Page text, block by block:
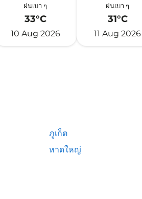
ฝนเบา ๆ
33°C
10 Aug 2026
ฝนเบา ๆ
31°C
11 Aug 2026
ภูเก็ต
หาดใหญ่